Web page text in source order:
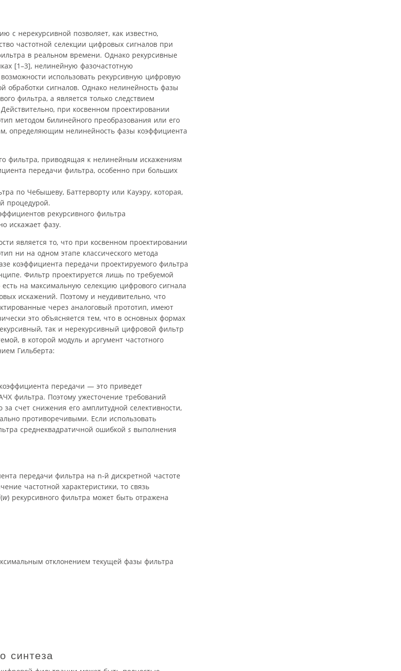
с нерекурсивной позволяет, как известно,
частотной селекции цифровых сигналов при
в реальном времени. Однако рекурсивные
[1–3], нелинейную фазочастотную
использовать рекурсивную цифровую
сигналов. Однако нелинейность фазы
фильтра, а является только следствием
при косвенном проектировании
методом билинейного преобразования или его
определяющим нелинейность фазы коэффициента
фильтра, приводящая к нелинейным искажениям
передачи фильтра, особенно при больших
по Чебышеву, Баттерворту или Кауэру, которая,
процедурой.
рекурсивного фильтра
искажает фазу.
является то, что при косвенном проектировании
ни на одном этапе классического метода
коэффициента передачи проектируемого фильтра
Фильтр проектируется лишь по требуемой
на максимальную селекцию цифрового сигнала
искажений. Поэтому и неудивительно, что
через аналоговый прототип, имеют
это объясняется тем, что в основных формах
так и нерекурсивный цифровой фильтр
в которой модуль и аргумент частотного
Гильберта:
передачи — это приведет
фильтра. Поэтому ужесточение требований
счет снижения его амплитудной селективности,
противоречивыми. Если использовать
среднеквадратичной ошибкой s выполнения
передачи фильтра на n‑й дискретной частоте
частотной характеристики, то связь
(w) рекурсивного фильтра может быть отражена
отклонением текущей фазы фильтра
синтеза